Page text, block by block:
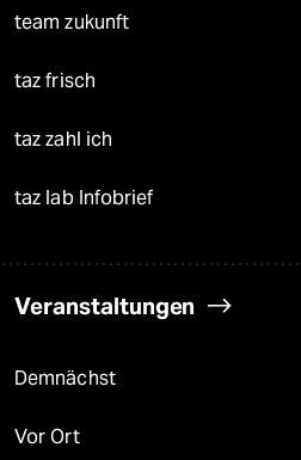
team zukunft
taz frisch
taz zahl ich
taz lab Infobrief
Veranstaltungen
Demnächst
Vor Ort